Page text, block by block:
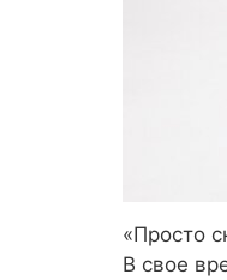
«Просто
В свое